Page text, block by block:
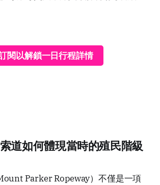
閱以解鎖一日行程詳情
道如何體現當時的殖民階級
Parker Ropeway）不僅是一項